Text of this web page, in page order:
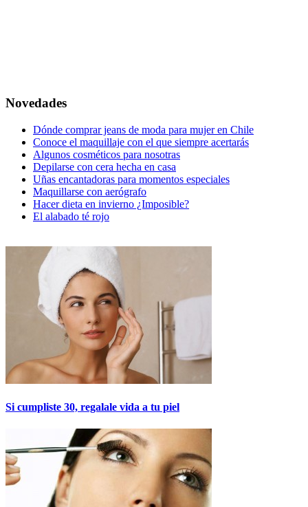
Novedades
Dónde comprar jeans de moda para mujer en Chile
Conoce el maquillaje con el que siempre acertarás
Algunos cosméticos para nosotras
Depilarse con cera hecha en casa
Uñas encantadoras para momentos especiales
Maquillarse con aerógrafo
Hacer dieta en invierno ¿Imposible?
El alabado té rojo
Si cumpliste 30, regalale vida a tu piel